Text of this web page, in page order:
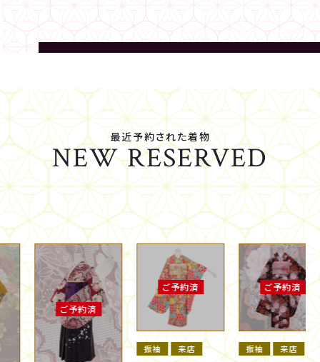
最近予約された着物
NEW RESERVED
ご予約済
ご予約済
振袖 来店
ご予約済
振袖 来店